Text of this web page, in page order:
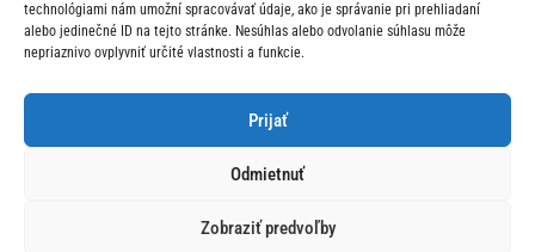
technológiami nám umožní spracovávať údaje, ako je správanie pri prehliadaní
alebo jedinečné ID na tejto stránke. Nesúhlas alebo odvolanie súhlasu môže
nepriaznivo ovplyvniť určité vlastnosti a funkcie.
Prijať
Odmietnuť
Zobraziť predvoľby
O Nás | Kontakt